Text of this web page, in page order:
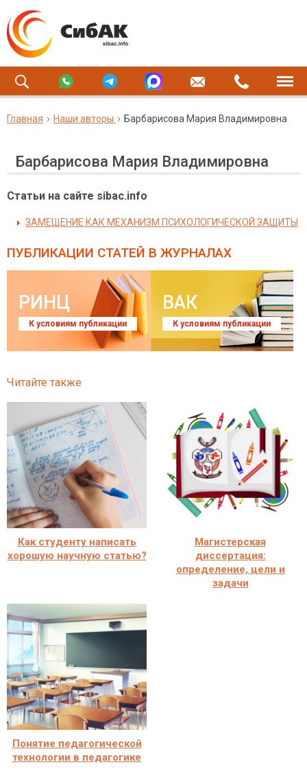
Главная Наши авторы Барбарисова Мария Владимировна
Барбарисова Мария Владимировна
Статьи на сайте sibac.info
ЗАМЕЩЕНИЕ КАК МЕХАНИЗМ ПСИХОЛОГИЧЕСКОЙ ЗАЩИТЫ
ПУБЛИКАЦИИ СТАТЕЙ В ЖУРНАЛАХ
РИНЦ
К условиям публикации
ВАК
К условиям публикации
Читайте также
Как студенту написать
хорошую научную статью?
Магистерская
диссертация:
определение, цели и
задачи
Понятие педагогической
технологии в педагогике